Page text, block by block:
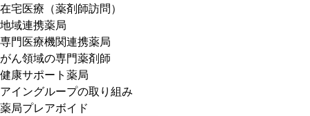
在宅医療（薬剤師訪問）
地域連携薬局
専門医療機関連携薬局
がん領域の専門薬剤師
健康サポート薬局
アイングループの取り組み
薬局プレアボイド